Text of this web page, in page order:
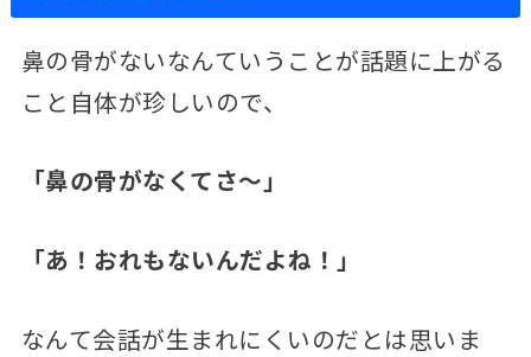
鼻の骨がないなんていうことが話題に上がる
こと自体が珍しいので、
「鼻の骨がなくてさ～」
「あ！おれもないんだよね！」
なんて会話が生まれにくいのだとは思いま